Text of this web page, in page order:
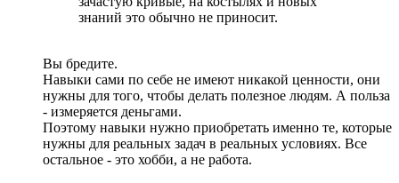
знаний это обычно не приносит.
Вы бредите.
Навыки сами по себе не имеют никакой ценности, они
нужны для того, чтобы делать полезное людям. А польза
- измеряется деньгами.
Поэтому навыки нужно приобретать именно те, которые
нужны для реальных задач в реальных условиях. Все
остальное - это хобби, а не работа.